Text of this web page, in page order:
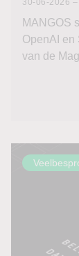
30-06-2026
MANGOS
OpenAI en
van de